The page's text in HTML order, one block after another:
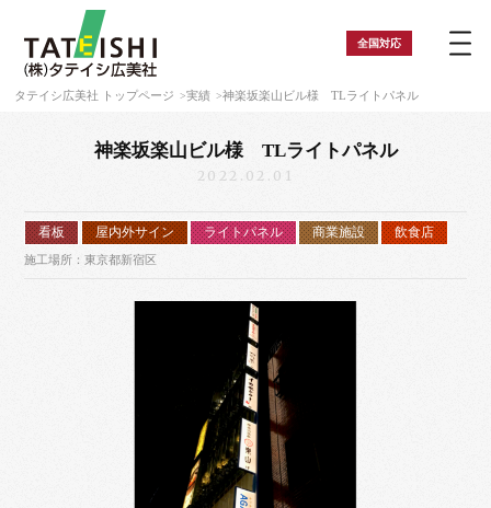
全国対応
タテイシ広美社 トップページ 実績 神楽坂楽山ビル様 TLライトパネル
神楽坂楽山ビル様 TLライトパネル
2022.02.01
看板 屋内外サイン ライトパネル 商業施設 飲食店
施工場所：東京都新宿区